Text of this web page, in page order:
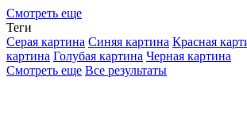
Смотреть еще
Теги
Серая картина Синяя картина Красная
картина Голубая картина Черная картина
Смотреть еще Все результаты